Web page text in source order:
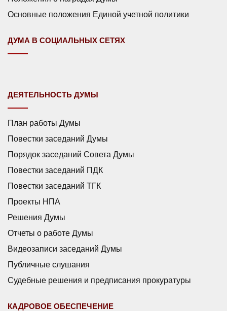
Основные положения Единой учетной политики
ДУМА В СОЦИАЛЬНЫХ СЕТЯХ
ДЕЯТЕЛЬНОСТЬ ДУМЫ
План работы Думы
Повестки заседаний Думы
Порядок заседаний Совета Думы
Повестки заседаний ПДК
Повестки заседаний ТГК
Проекты НПА
Решения Думы
Отчеты о работе Думы
Видеозаписи заседаний Думы
Публичные слушания
Судебные решения и предписания прокуратуры
КАДРОВОЕ ОБЕСПЕЧЕНИЕ